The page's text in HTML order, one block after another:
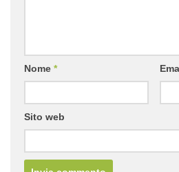
Nome *
Sito web